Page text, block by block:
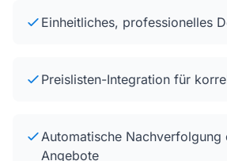
Einheitliches, professionelles
Preislisten-Integration für
Automatische Nachverfolgung
Angebote